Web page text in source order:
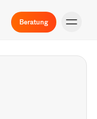
Beratung